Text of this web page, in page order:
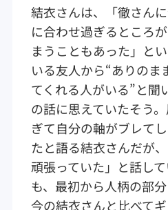
結衣さんは、「徹さん
に合わせ過ぎるところ
まうこともあった」と
いる友人から“ありのま
てくれる人がいる”と聞
の話に思えていたそう
ぎて自分の軸がブレて
たと語る結衣さんだが
頑張っていた」と話し
も、最初から人柄の部
今の結衣さんと比べて